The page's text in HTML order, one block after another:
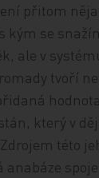
přitom
kým se
ale v
tvoří
který v
této